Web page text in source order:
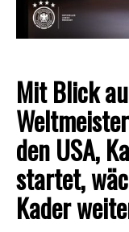
Mit Blick
den USA,
startet,
Kader